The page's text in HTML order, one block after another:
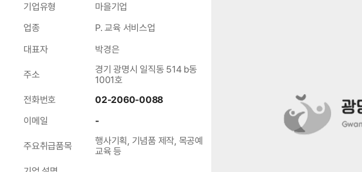
기업유형
마을기업
업종
P. 교육 서비스업
대표자
박경은
주소
경기 광명시 일직동 514 b동
1001호
전화번호
02-2060-0088
이메일
-
주요취급품목
행사기획, 기념품 제작, 목공예
교육 등